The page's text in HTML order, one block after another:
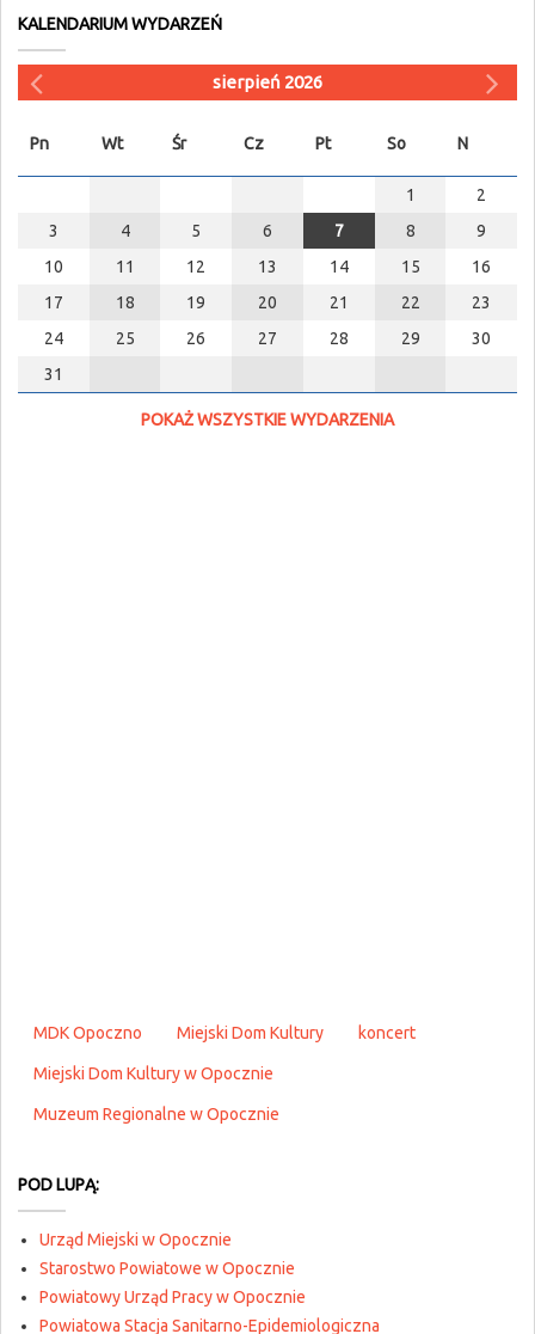
KALENDARIUM WYDARZEŃ
sierpień 2026
Pn Wt Śr Cz Pt So N
1
2
3
4 5 6 7 8
9
10
11 12 13 14 15
16
17
18 19 20 21 22
23
24
25 26 27 28 29
30
31
POKAŻ WSZYSTKIE WYDARZENIA
MDK Opoczno Miejski Dom Kultury koncert
Miejski Dom Kultury w Opocznie
Muzeum Regionalne w Opocznie
POD LUPĄ:
Urząd Miejski w Opocznie
Starostwo Powiatowe w Opocznie
Powiatowy Urząd Pracy w Opocznie
Powiatowa Stacja Sanitarno-Epidemiologiczna